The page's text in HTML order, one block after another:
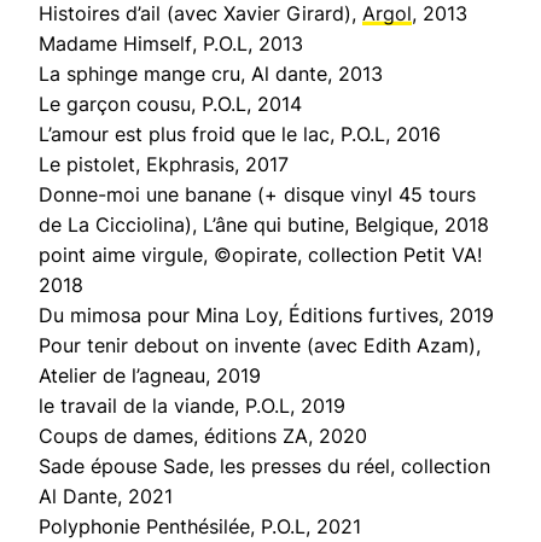
Histoires d’ail (avec Xavier Girard), Argol, 2013
Madame Himself, P.O.L, 2013
La sphinge mange cru, Al dante, 2013
Le garçon cousu, P.O.L, 2014
L’amour est plus froid que le lac, P.O.L, 2016
Le pistolet, Ekphrasis, 2017
Donne-moi une banane (+ disque vinyl 45 tours
de La Cicciolina), L’âne qui butine, Belgique, 2018
point aime virgule, ©opirate, collection Petit VA!
2018
Du mimosa pour Mina Loy, Éditions furtives, 2019
Pour tenir debout on invente (avec Edith Azam),
Atelier de l’agneau, 2019
le travail de la viande, P.O.L, 2019
Coups de dames, éditions ZA, 2020
Sade épouse Sade, les presses du réel, collection
Al Dante, 2021
Polyphonie Penthésilée, P.O.L, 2021